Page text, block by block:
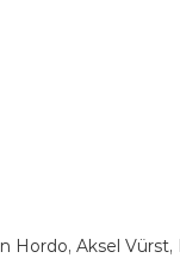
Hordo, Aksel